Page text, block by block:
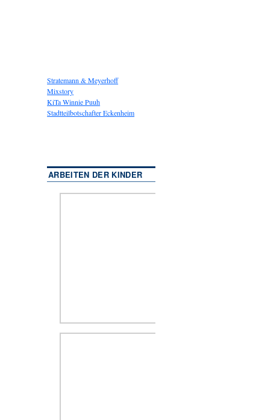
Stratemann & Meyerhoff
Mixstory
KiTa Winnie Puuh
Stadtteilbotschafter Eckenheim
ARBEITEN DER KINDER